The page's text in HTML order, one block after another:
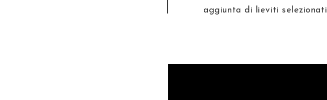
aggiunta di lieviti selezionati